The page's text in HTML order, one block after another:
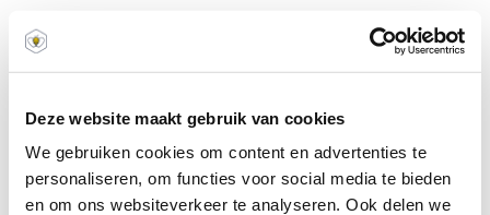
Deze website maakt gebruik van cookies
We gebruiken cookies om content en advertenties te
personaliseren, om functies voor social media te bieden
en om ons websiteverkeer te analyseren. Ook delen we
Aerosleep | Matras Sleep Safe Pack Evolution
75x95cm